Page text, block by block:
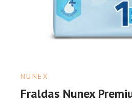
NUNEX
Fraldas Nunex